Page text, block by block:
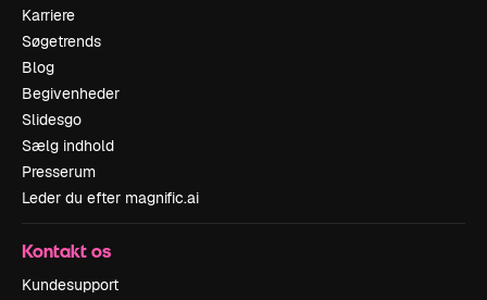
Karriere
Søgetrends
Blog
Begivenheder
Slidesgo
Sælg indhold
Presserum
Leder du efter magnific.ai
Kontakt os
Kundesupport